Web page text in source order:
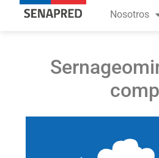
Nosotros